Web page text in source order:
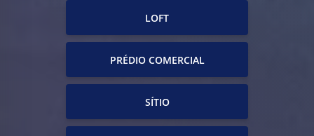
LOFT
PRÉDIO COMERCIAL
SÍTIO